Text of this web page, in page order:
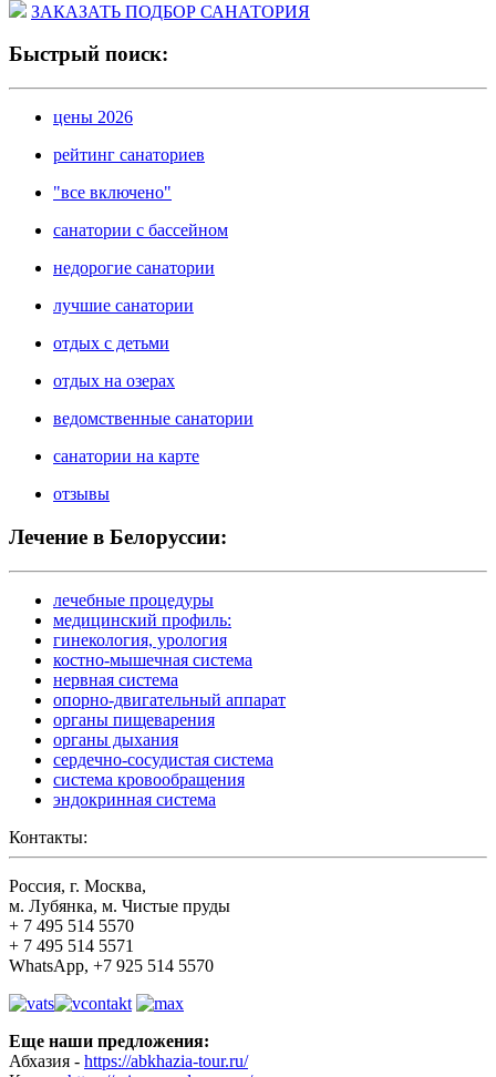
ЗАКАЗАТЬ ПОДБОР САНАТОРИЯ
Быстрый поиск:
цены 2026
рейтинг санаториев
"все включено"
санатории с бассейном
недорогие санатории
лучшие санатории
отдых с детьми
отдых на озерах
ведомственные санатории
санатории на карте
отзывы
Лечение в Белоруссии:
лечебные процедуры
медицинский профиль:
гинекология, урология
костно-мышечная система
нервная система
опорно-двигательный аппарат
органы пищеварения
органы дыхания
сердечно-сосудистая система
система кровообращения
эндокринная система
Контакты:
Россия, г. Москва,
м. Лубянка, м. Чистые пруды
+ 7 495 514 5570
+ 7 495 514 5571
WhatsApp, +7 925 514 5570
Еще наши предложения:
Абхазия - https://abkhazia-tour.ru/